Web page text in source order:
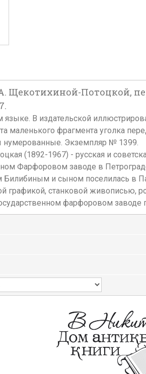
Щекотихиной-Потоцкой,
языке. В издательской
маленького фрагмента уголка
Экземпляр № 1399.
(1892-1967) - русская и
Фарфоровом заводе в
Билибиным и сыном поселилась в
графикой, станковой живописью,
фарфоровом заводе